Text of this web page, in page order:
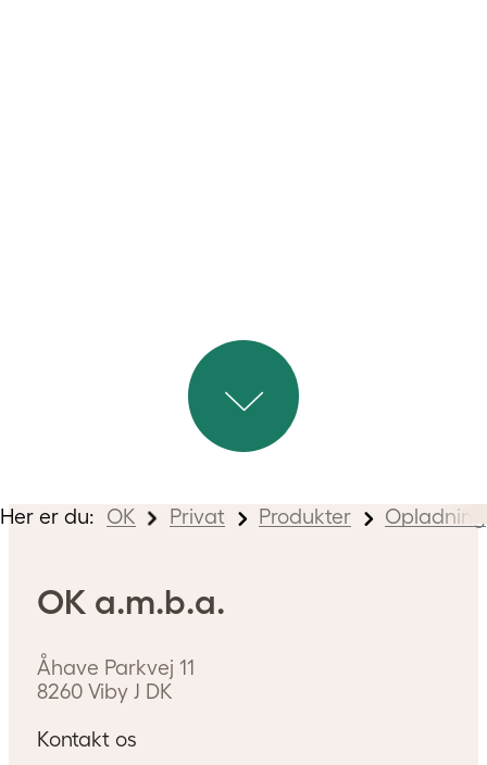
Bor du i en boligforening?
Læs med her og bliv klogere på,
hvordan du kan oplade din elbil
eller plug-in hybrid, hvis du bor i
Her er du: OK Privat Produkter Opladning
OK a.m.b.a.
Åhave Parkvej 11
8260 Viby J DK
Kontakt os